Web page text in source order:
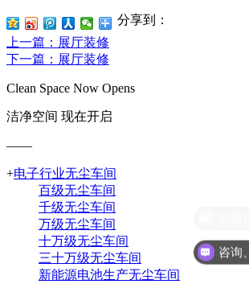
分享到：
上一篇 ：展厅装修
下一篇 ：展厅装修
Clean Space Now Opens
洁净空间 现在开启
——
+电子行业无尘车间
百级无尘车间
千级无尘车间
万级无尘车间
十万级无尘车间
三十万级无尘车间
新能源电池生产无尘车间